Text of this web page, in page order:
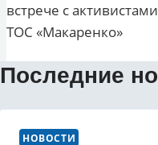
встрече с активистами
ТОС «Макаренко»
Последние
НОВОСТИ